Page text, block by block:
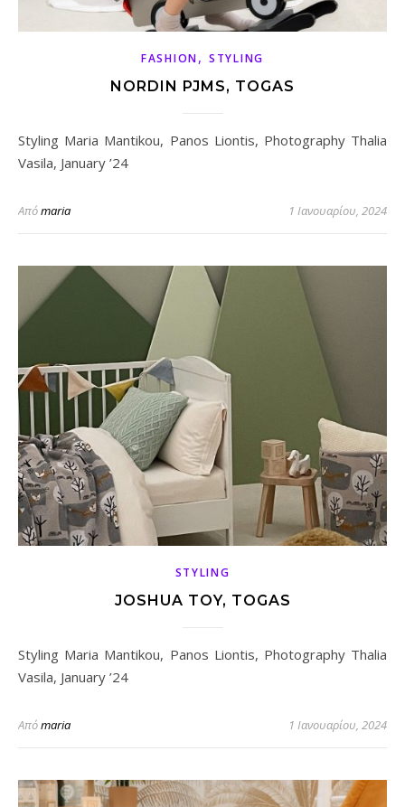
FASHION, STYLING
NORDIN PJMS, TOGAS
Styling Maria Mantikou, Panos Liontis, Photography Thalia
Vasila, January ’24
Απόmaria 1 Ιανουαρίου, 2024
STYLING
JOSHUA TOY, TOGAS
Styling Maria Mantikou, Panos Liontis, Photography Thalia
Vasila, January ’24
Απόmaria 1 Ιανουαρίου, 2024